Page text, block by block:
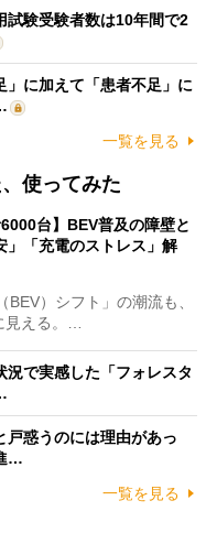
試験受験者数は10年間で2
」に加えて「患者不足」に
一覧を見る
使ってみた
台】BEV普及の障壁と
」「充電のストレス」解
）シフト」の潮流も、
見える。…
況で実感した「フォレスタ
戸惑うのには理由があっ
…
一覧を見る